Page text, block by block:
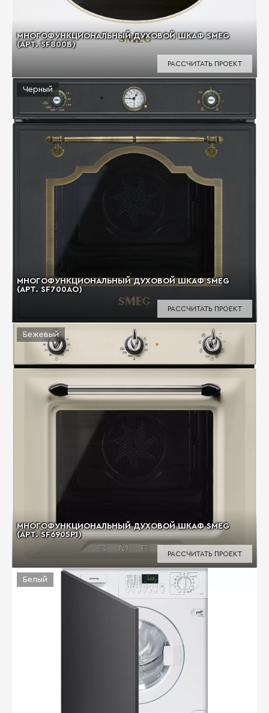
МНОГОФУНКЦИОНАЛЬНЫЙ ДУХОВОЙ ШКАФ SMEG
(АРТ. SF800B)
РАССЧИТАТЬ ПРОЕКТ
МНОГОФУНКЦИОНАЛЬНЫЙ ДУХОВОЙ ШКАФ SMEG
(АРТ. SF700AO)
Черный
РАССЧИТАТЬ ПРОЕКТ
МНОГОФУНКЦИОНАЛЬНЫЙ ДУХОВОЙ ШКАФ SMEG
(АРТ. SF6905P1)
Бежевый
РАССЧИТАТЬ ПРОЕКТ
Белый